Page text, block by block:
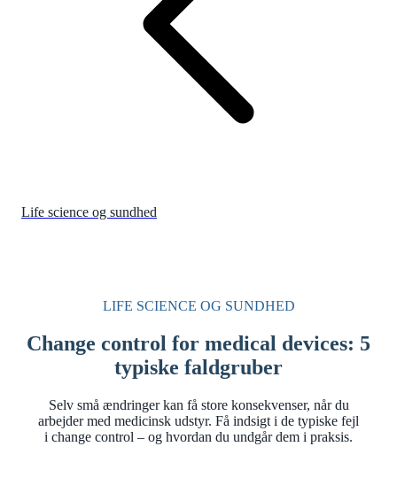
Life science og sundhed
LIFE SCIENCE OG SUNDHED
Change control for medical devices: 5
typiske faldgruber
Selv små ændringer kan få store konsekvenser, når du
arbejder med medicinsk udstyr. Få indsigt i de typiske fejl
i change control – og hvordan du undgår dem i praksis.